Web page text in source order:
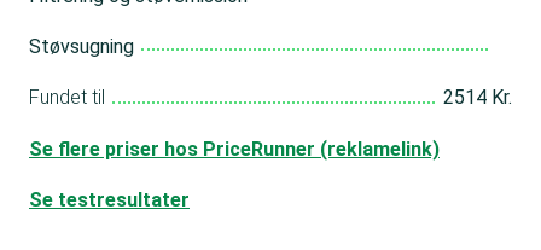
Støvsugning
Fundet til 2514 Kr.
Se flere priser hos PriceRunner (reklamelink)
Se testresultater